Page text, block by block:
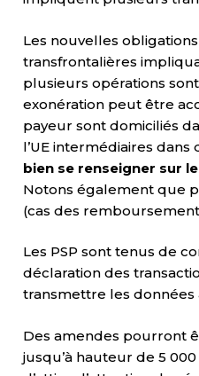
Les nouvelles
transfrontalières
plusieurs opérations
exonération peut être
payeur sont domiciliés
l’UE intermédiaires
bien se renseigner sur
Notons également que
(cas des
Les PSP sont tenus de
déclaration des
transmettre les données
Des amendes pourront
jusqu’à hauteur de 5